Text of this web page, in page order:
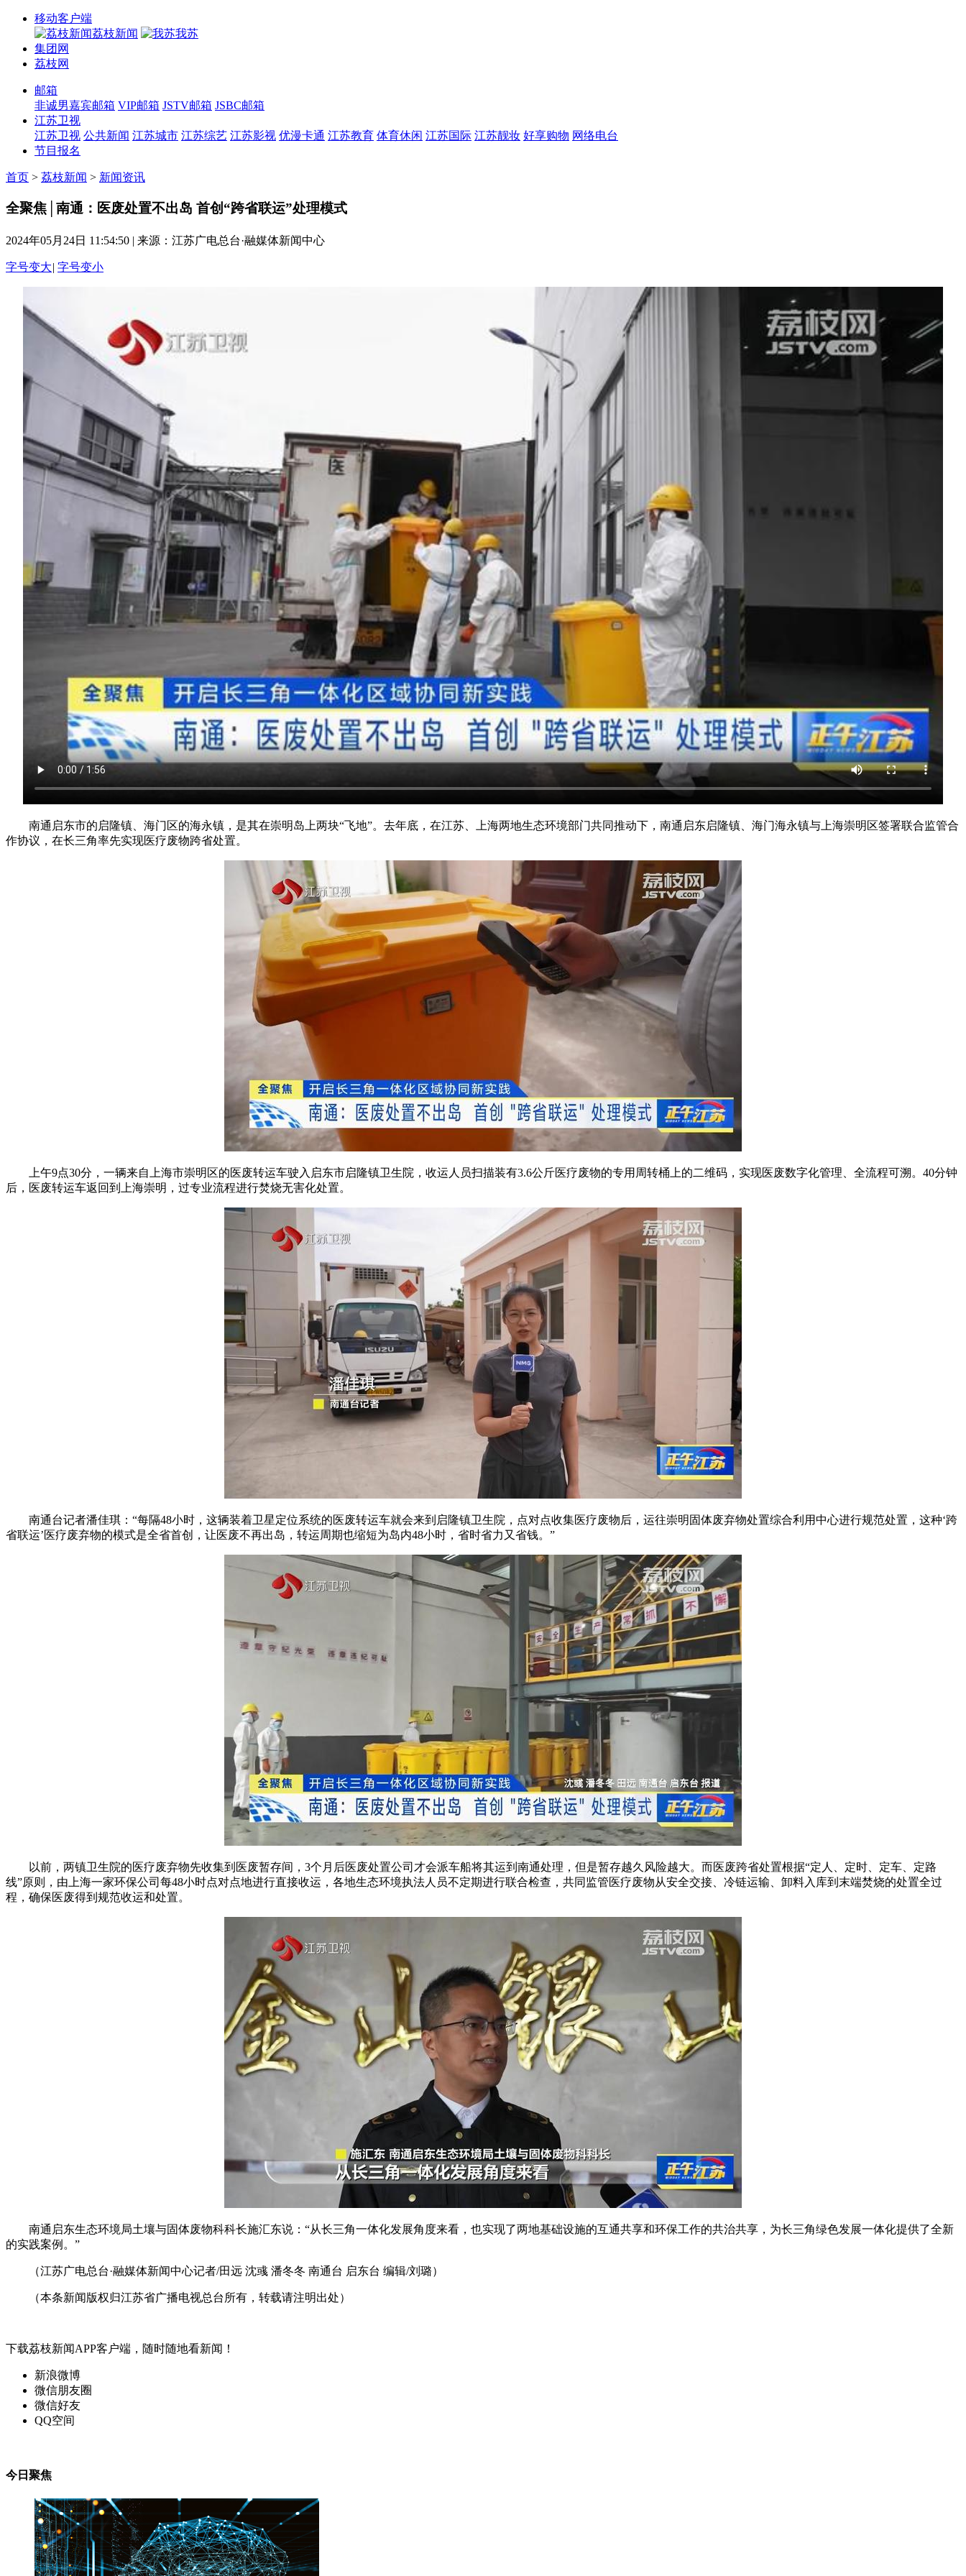
移动客户端
荔枝新闻
我苏
集团网
荔枝网
邮箱
非诚男嘉宾邮箱 VIP邮箱 JSTV邮箱 JSBC邮箱
江苏卫视
江苏卫视 公共新闻 江苏城市 江苏综艺 江苏影视 优漫卡通 江苏教育 体育休闲 江苏国际 江苏靓妆 好享购物 网络电台
节目报名
首页 > 荔枝新闻 > 新闻资讯
全聚焦│南通：医废处置不出岛 首创“跨省联运”处理模式
2024年05月24日 11:54:50 | 来源：江苏广电总台·融媒体新闻中心
字号变大| 字号变小
南通启东市的启隆镇、海门区的海永镇，是其在崇明岛上两块“飞地”。去年底，在江苏、上海两地生态环境部门共同推动下，南通启东启隆镇、海门海永镇与上海崇明区签署联合监管合
作协议，在长三角率先实现医疗废物跨省处置。
上午9点30分，一辆来自上海市崇明区的医废转运车驶入启东市启隆镇卫生院，收运人员扫描装有3.6公斤医疗废物的专用周转桶上的二维码，实现医废数字化管理、全流程可溯。40分钟
后，医废转运车返回到上海崇明，过专业流程进行焚烧无害化处置。
南通台记者潘佳琪：“每隔48小时，这辆装着卫星定位系统的医废转运车就会来到启隆镇卫生院，点对点收集医疗废物后，运往崇明固体废弃物处置综合利用中心进行规范处置，这种‘跨
省联运’医疗废弃物的模式是全省首创，让医废不再出岛，转运周期也缩短为岛内48小时，省时省力又省钱。”
以前，两镇卫生院的医疗废弃物先收集到医废暂存间，3个月后医废处置公司才会派车船将其运到南通处理，但是暂存越久风险越大。而医废跨省处置根据“定人、定时、定车、定路
线”原则，由上海一家环保公司每48小时点对点地进行直接收运，各地生态环境执法人员不定期进行联合检查，共同监管医疗废物从安全交接、冷链运输、卸料入库到末端焚烧的处置全过
程，确保医废得到规范收运和处置。
南通启东生态环境局土壤与固体废物科科长施汇东说：“从长三角一体化发展角度来看，也实现了两地基础设施的互通共享和环保工作的共治共享，为长三角绿色发展一体化提供了全新
的实践案例。”
（江苏广电总台·融媒体新闻中心记者/田远 沈彧 潘冬冬 南通台 启东台 编辑/刘璐）
（本条新闻版权归江苏省广播电视总台所有，转载请注明出处）
下载荔枝新闻APP客户端，随时随地看新闻！
新浪微博
微信朋友圈
微信好友
QQ空间
今日聚焦